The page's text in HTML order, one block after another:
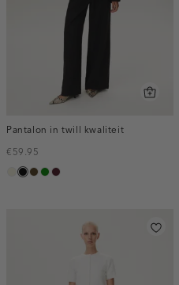
Pantalon in twill kwaliteit
€59.95
ecru
zwart
toffee
groenpruim,